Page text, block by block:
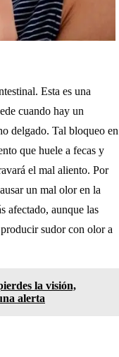
Esta es una
cuando hay un
delgado. Tal bloqueo en
que huele a fecas y
el mal aliento. Por
un mal olor en la
afectado, aunque las
sudor con olor a
la visión,
alerta